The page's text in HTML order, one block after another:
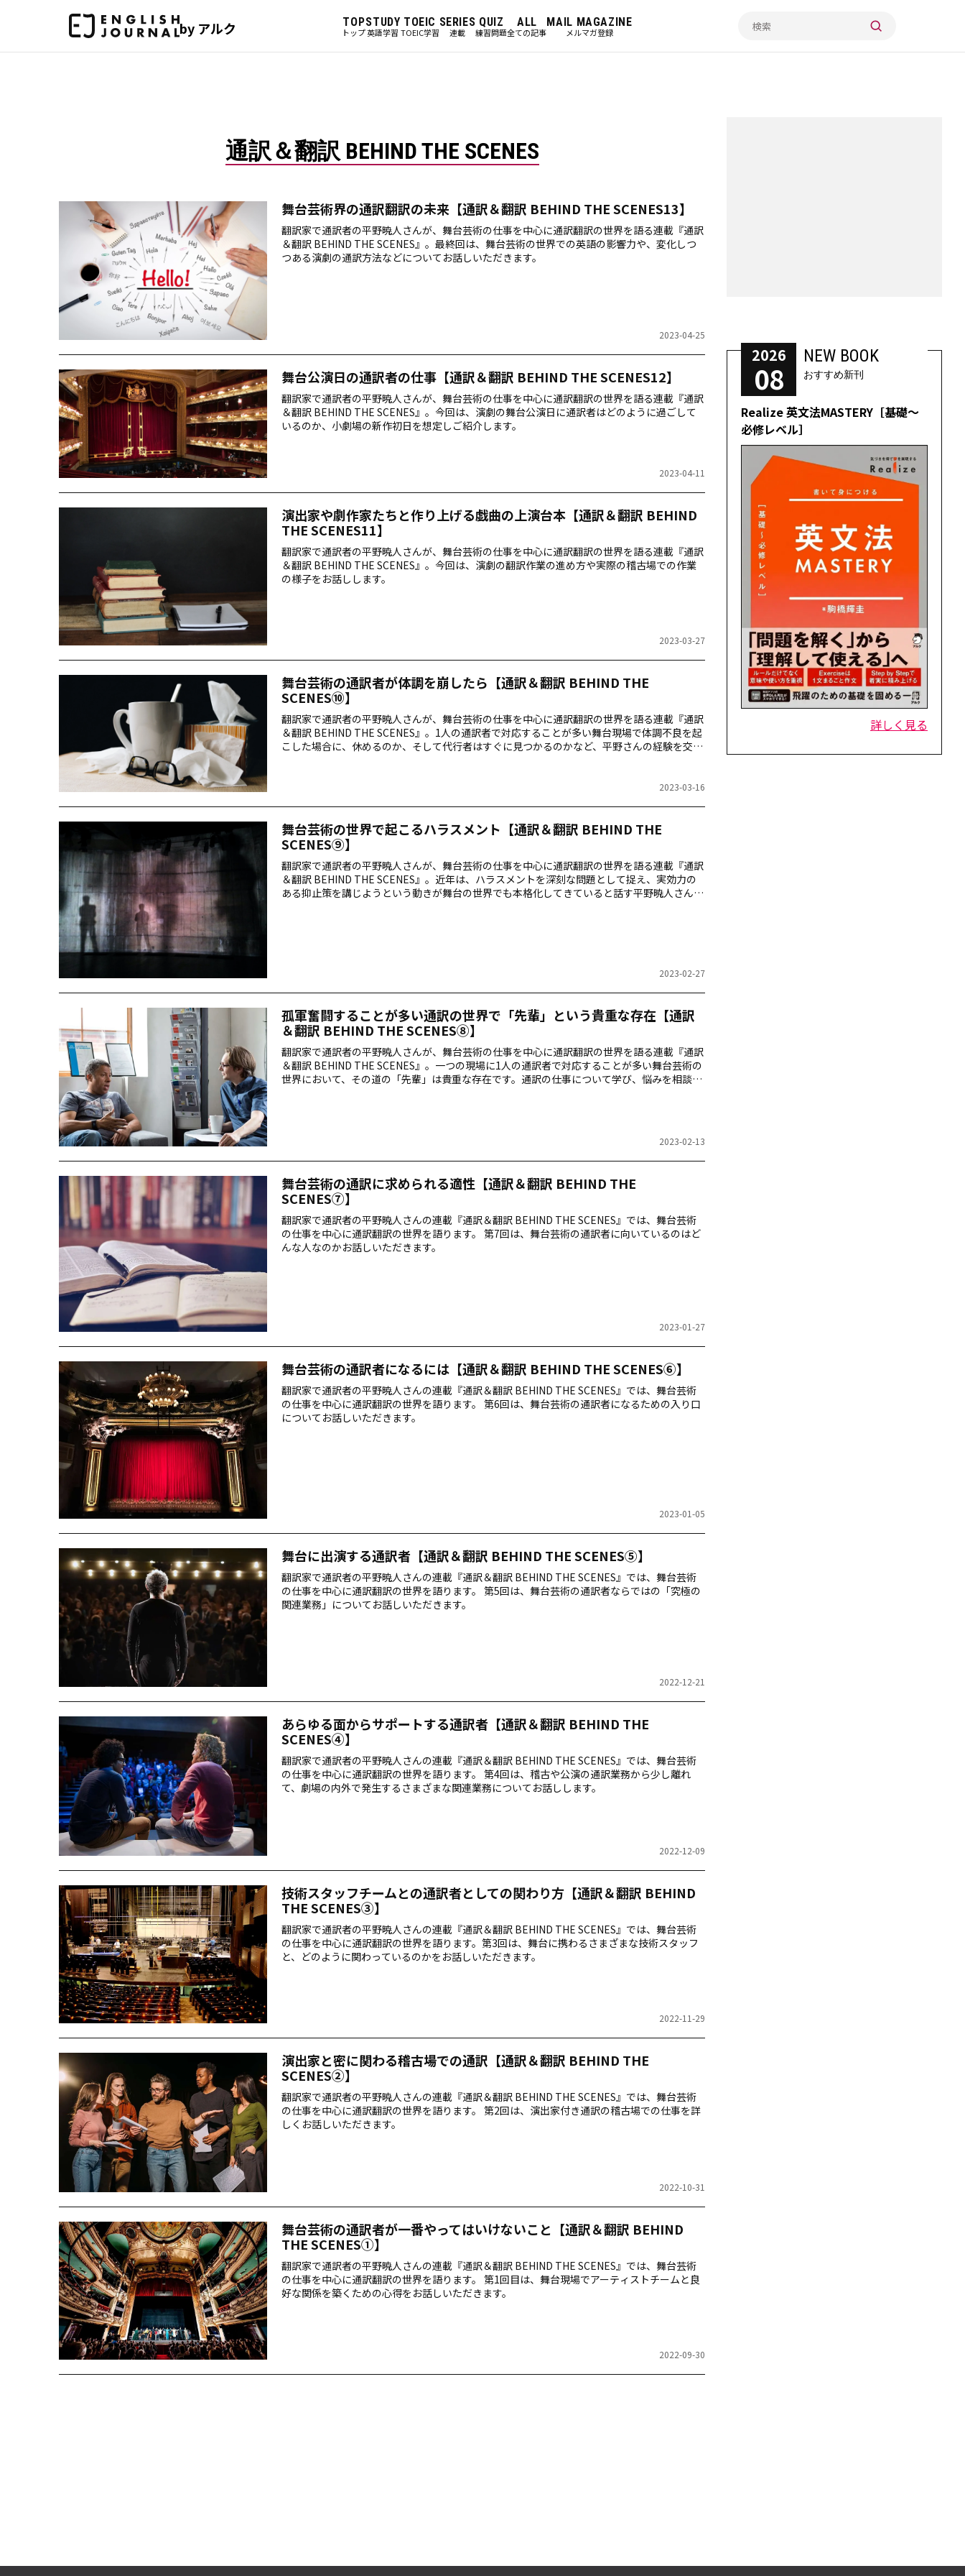
by アルク TOP
トップ
STUDY
英語学習
TOEIC
TOEIC学習
SERIES
連載
QUIZ
練習問題
ALL
全ての記事
MAIL MAGAZINE
メルマガ登録
通訳＆翻訳 BEHIND THE SCENES
舞台芸術界の通訳翻訳の未来【通訳＆翻訳 BEHIND THE SCENES13】
翻訳家で通訳者の平野暁人さんが、舞台芸術の仕事を中心に通訳翻訳の世界を語る連載『通訳
＆翻訳 BEHIND THE SCENES』。最終回は、舞台芸術の世界での英語の影響力や、変化しつ
つある演劇の通訳方法などについてお話しいただきます。
2023-04-25
舞台公演日の通訳者の仕事【通訳＆翻訳 BEHIND THE SCENES12】
翻訳家で通訳者の平野暁人さんが、舞台芸術の仕事を中心に通訳翻訳の世界を語る連載『通訳
＆翻訳 BEHIND THE SCENES』。今回は、演劇の舞台公演日に通訳者はどのように過ごして
いるのか、小劇場の新作初日を想定しご紹介します。
2023-04-11
演出家や劇作家たちと作り上げる戯曲の上演台本【通訳＆翻訳 BEHIND
THE SCENES11】
翻訳家で通訳者の平野暁人さんが、舞台芸術の仕事を中心に通訳翻訳の世界を語る連載『通訳
＆翻訳 BEHIND THE SCENES』。今回は、演劇の翻訳作業の進め方や実際の稽古場での作業
の様子をお話しします。
2023-03-27
舞台芸術の通訳者が体調を崩したら【通訳＆翻訳 BEHIND THE
SCENES⑩】
翻訳家で通訳者の平野暁人さんが、舞台芸術の仕事を中心に通訳翻訳の世界を語る連載『通訳
＆翻訳 BEHIND THE SCENES』。1人の通訳者で対応することが多い舞台現場で体調不良を起
こした場合に、休めるのか、そして代行者はすぐに見つかるのかなど、平野さんの経験を交え
2023-03-16
舞台芸術の世界で起こるハラスメント【通訳＆翻訳 BEHIND THE
SCENES⑨】
翻訳家で通訳者の平野暁人さんが、舞台芸術の仕事を中心に通訳翻訳の世界を語る連載『通訳
＆翻訳 BEHIND THE SCENES』。近年は、ハラスメントを深刻な問題として捉え、実効力の
ある抑止策を講じようという動きが舞台の世界でも本格化してきていると話す平野暁人さん。
2023-02-27
孤軍奮闘することが多い通訳の世界で「先輩」という貴重な存在【通訳
＆翻訳 BEHIND THE SCENES⑧】
翻訳家で通訳者の平野暁人さんが、舞台芸術の仕事を中心に通訳翻訳の世界を語る連載『通訳
＆翻訳 BEHIND THE SCENES』。一つの現場に1人の通訳者で対応することが多い舞台芸術の
世界において、その道の「先輩」は貴重な存在です。通訳の仕事について学び、悩みを相談で
2023-02-13
舞台芸術の通訳に求められる適性【通訳＆翻訳 BEHIND THE
SCENES⑦】
翻訳家で通訳者の平野暁人さんの連載『通訳＆翻訳 BEHIND THE SCENES』では、舞台芸術
の仕事を中心に通訳翻訳の世界を語ります。 第7回は、舞台芸術の通訳者に向いているのはど
んな人なのかお話しいただきます。
2023-01-27
舞台芸術の通訳者になるには【通訳＆翻訳 BEHIND THE SCENES⑥】
翻訳家で通訳者の平野暁人さんの連載『通訳＆翻訳 BEHIND THE SCENES』では、舞台芸術
の仕事を中心に通訳翻訳の世界を語ります。 第6回は、舞台芸術の通訳者になるための入り口
についてお話しいただきます。
2023-01-05
舞台に出演する通訳者【通訳＆翻訳 BEHIND THE SCENES⑤】
翻訳家で通訳者の平野暁人さんの連載『通訳＆翻訳 BEHIND THE SCENES』では、舞台芸術
の仕事を中心に通訳翻訳の世界を語ります。 第5回は、舞台芸術の通訳者ならではの「究極の
関連業務」についてお話しいただきます。
2022-12-21
あらゆる面からサポートする通訳者【通訳＆翻訳 BEHIND THE
SCENES④】
翻訳家で通訳者の平野暁人さんの連載『通訳＆翻訳 BEHIND THE SCENES』では、舞台芸術
の仕事を中心に通訳翻訳の世界を語ります。 第4回は、稽古や公演の通訳業務から少し離れ
て、劇場の内外で発生するさまざまな関連業務についてお話しします。
2022-12-09
技術スタッフチームとの通訳者としての関わり方【通訳＆翻訳 BEHIND
THE SCENES③】
翻訳家で通訳者の平野暁人さんの連載『通訳＆翻訳 BEHIND THE SCENES』では、舞台芸術
の仕事を中心に通訳翻訳の世界を語ります。第3回は、舞台に携わるさまざまな技術スタッフ
と、どのように関わっているのかをお話しいただきます。
2022-11-29
演出家と密に関わる稽古場での通訳【通訳＆翻訳 BEHIND THE
SCENES②】
翻訳家で通訳者の平野暁人さんの連載『通訳＆翻訳 BEHIND THE SCENES』では、舞台芸術
の仕事を中心に通訳翻訳の世界を語ります。 第2回は、演出家付き通訳の稽古場での仕事を詳
しくお話しいただきます。
2022-10-31
舞台芸術の通訳者が一番やってはいけないこと【通訳＆翻訳 BEHIND
THE SCENES①】
翻訳家で通訳者の平野暁人さんの連載『通訳＆翻訳 BEHIND THE SCENES』では、舞台芸術
の仕事を中心に通訳翻訳の世界を語ります。 第1回目は、舞台現場でアーティストチームと良
好な関係を築くための心得をお話しいただきます。
2022-09-30
2026
08
NEW BOOK
おすすめ新刊
Realize 英文法MASTERY［基礎～
必修レベル］
詳しく見る